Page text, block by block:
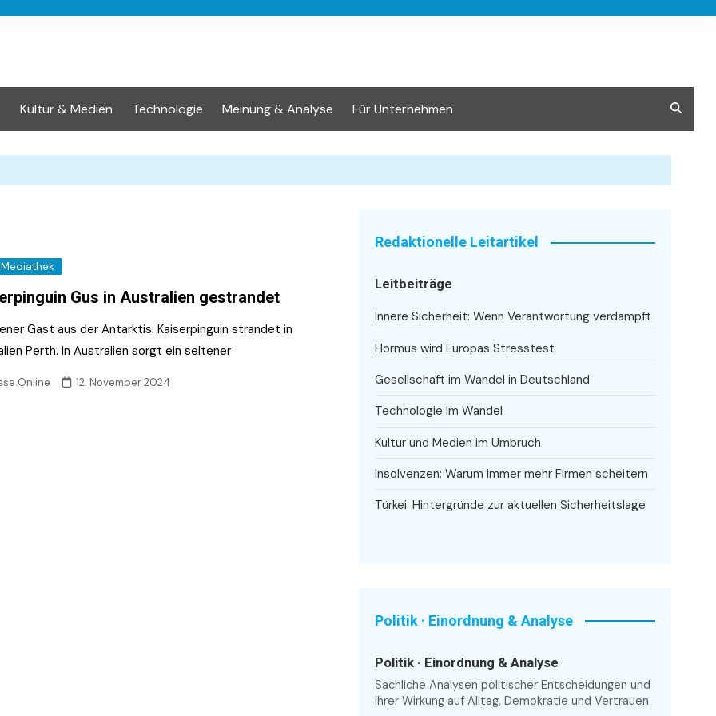
Kultur & Medien Technologie Meinung & Analyse Für Unternehmen
Mediathek
Gus in Australien gestrandet
Gast aus der Antarktis: Kaiserpinguin strandet in
Perth. In Australien sorgt ein seltener
12. November 2024
Redaktionelle Leitartikel
Leitbeiträge
Innere Sicherheit: Wenn Verantwortung verdampft
Hormus wird Europas Stresstest
Gesellschaft im Wandel in Deutschland
Technologie im Wandel
Kultur und Medien im Umbruch
Insolvenzen: Warum immer mehr Firmen scheitern
Türkei: Hintergründe zur aktuellen Sicherheitslage
Politik · Einordnung & Analyse
Politik · Einordnung & Analyse
Sachliche Analysen politischer Entscheidungen und
ihrer Wirkung auf Alltag, Demokratie und Vertrauen.